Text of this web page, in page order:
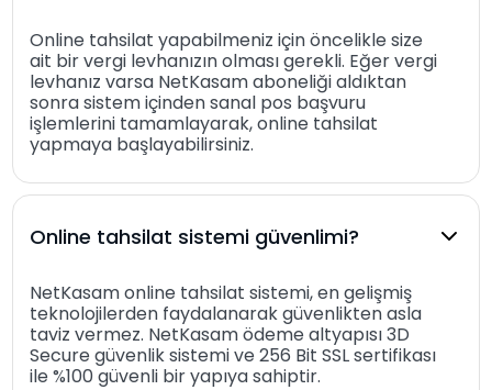
Online tahsilat yapabilmeniz için öncelikle size
ait bir vergi levhanızın olması gerekli. Eğer vergi
levhanız varsa NetKasam aboneliği aldıktan
sonra sistem içinden sanal pos başvuru
işlemlerini tamamlayarak, online tahsilat
yapmaya başlayabilirsiniz.
Online tahsilat sistemi güvenlimi?
NetKasam online tahsilat sistemi, en gelişmiş
teknolojilerden faydalanarak güvenlikten asla
taviz vermez. NetKasam ödeme altyapısı 3D
Secure güvenlik sistemi ve 256 Bit SSL sertifikası
ile %100 güvenli bir yapıya sahiptir.